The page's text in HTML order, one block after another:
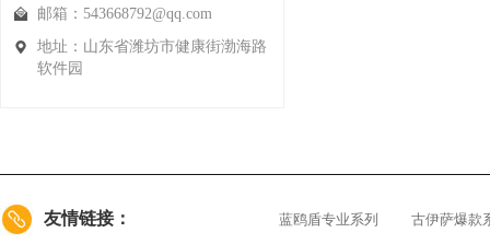
邮箱：543668792@qq.com
地址：山东省潍坊市健康街渤海路
软件园
友情链接： 蓝鸥盾专业系列 古伊萨爆款